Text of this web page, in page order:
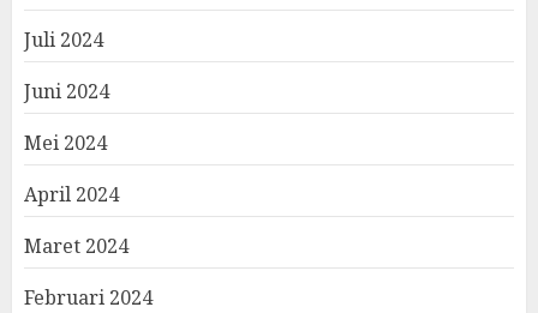
Juli 2024
Juni 2024
Mei 2024
April 2024
Maret 2024
Februari 2024